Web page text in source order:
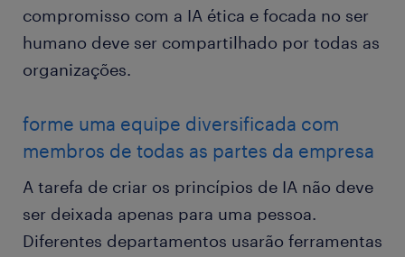
compromisso com a IA ética e focada no ser
humano deve ser compartilhado por todas as
organizações.
forme uma equipe diversificada com
membros de todas as partes da empresa
A tarefa de criar os princípios de IA não deve
ser deixada apenas para uma pessoa.
Diferentes departamentos usarão ferramentas